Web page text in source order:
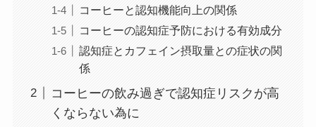
コーヒーと認知機能向上の関係
コーヒーの認知症予防における有効成分
認知症とカフェイン摂取量との症状の関
係
コーヒーの飲み過ぎで認知症リスクが高
くならない為に